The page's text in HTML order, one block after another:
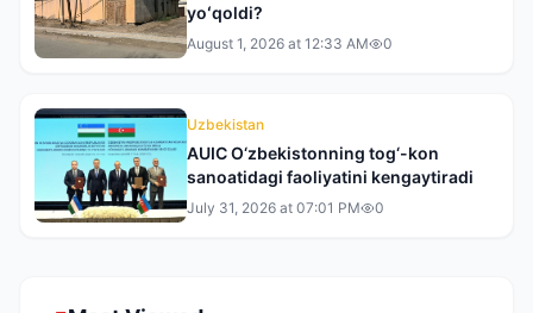
yoʻqoldi?
August 1, 2026 at 12:33 AM 0
Uzbekistan
AUIC O‘zbekistonning tog‘-kon
sanoatidagi faoliyatini kengaytiradi
July 31, 2026 at 07:01 PM 0